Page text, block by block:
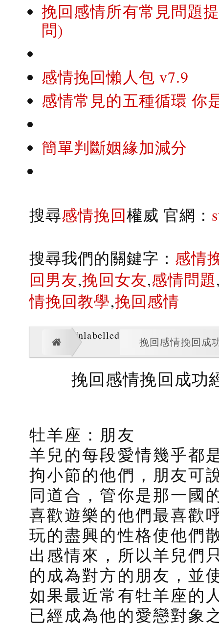
挽回感情所有常見問題
問)
感情挽回懶人包 v7.9
感情常見的五種循環 你
簡單判斷姻緣加減分
搜尋感情挽回權威 官網：
搜尋我們的關鍵字： 感情
回男友,挽回女友,感情問題
情挽回教學,挽回感情
Unlabelled
挽回感情挽回成
挽回感情挽回成功
牡羊座：朋友
羊兒的每段愛情幾乎都
拘小節的他們，朋友可
同道合，管你是那一國
喜歡遊樂的他們最喜歡
玩的盡興的性格使他們
出感情來，所以羊兒們
的成為對方的朋友，並
如果最近常有牡羊座的
已經成為他的愛戀對象